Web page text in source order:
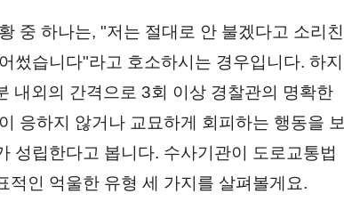
중 하나는, "저는 절대로 안 불겠다고 소리친
썼습니다"라고 호소하시는 경우입니다. 하지
내외의 간격으로 3회 이상 경찰관의 명확한
응하지 않거나 교묘하게 회피하는 행동을 보
성립한다고 봅니다. 수사기관이 도로교통법
적인 억울한 유형 세 가지를 살펴볼게요.